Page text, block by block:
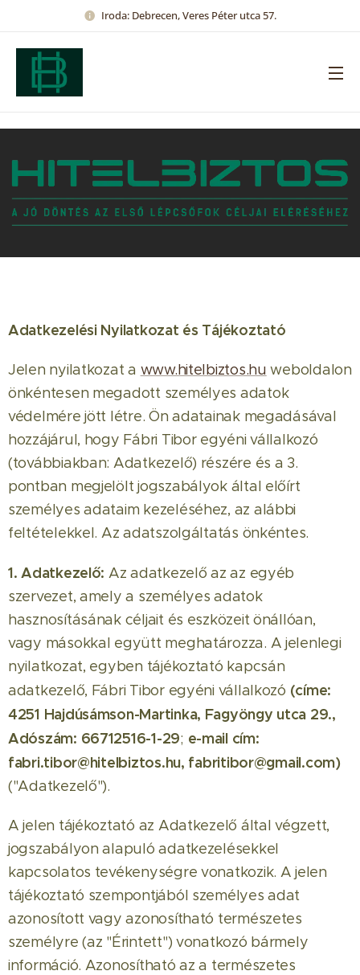
Iroda: Debrecen, Veres Péter utca 57.
Adatkezelési Nyilatkozat és Tájékoztató
Jelen nyilatkozat a www.hitelbiztos.hu weboldalon
önkéntesen megadott személyes adatok
védelmére jött létre. Ön adatainak megadásával
hozzájárul, hogy Fábri Tibor egyéni vállalkozó
(továbbiakban: Adatkezelő) részére és a 3.
pontban megjelölt jogszabályok által előírt
személyes adataim kezeléséhez, az alábbi
feltételekkel. Az adatszolgáltatás önkéntes.
1. Adatkezelő: Az adatkezelő az az egyéb
szervezet, amely a személyes adatok
hasznosításának céljait és eszközeit önállóan,
vagy másokkal együtt meghatározza. A jelenlegi
nyilatkozat, egyben tájékoztató kapcsán
adatkezelő, Fábri Tibor egyéni vállalkozó (címe:
4251 Hajdúsámson-Martinka, Fagyöngy utca 29.,
Adószám: 66712516-1-29; e-mail cím:
fabri.tibor@hitelbiztos.hu, fabritibor@gmail.com)
("Adatkezelő").
A jelen tájékoztató az Adatkezelő által végzett,
jogszabályon alapuló adatkezelésekkel
kapcsolatos tevékenységre vonatkozik. A jelen
tájékoztató szempontjából személyes adat
azonosított vagy azonosítható természetes
személyre (az "Érintett") vonatkozó bármely
információ. Azonosítható az a természetes